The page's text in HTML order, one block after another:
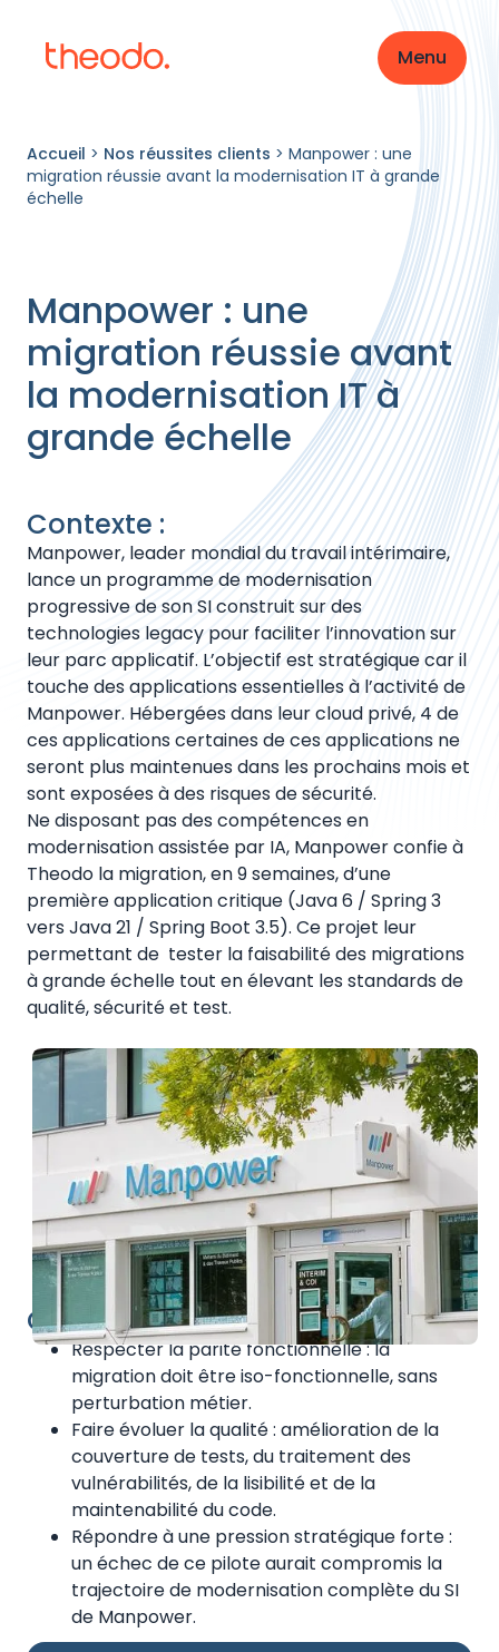
Menu
Accueil > Nos réussites clients > Manpower : une
migration réussie avant la modernisation IT à grande
échelle
Manpower : une
migration réussie avant
la modernisation IT à
grande échelle
Contexte :
Manpower, leader mondial du travail intérimaire,
lance un programme de modernisation
progressive de son SI construit sur des
technologies legacy pour faciliter l’innovation sur
leur parc applicatif. L’objectif est stratégique car il
touche des applications essentielles à l’activité de
Manpower. Hébergées dans leur cloud privé, 4 de
ces applications certaines de ces applications ne
seront plus maintenues dans les prochains mois et
sont exposées à des risques de sécurité.
Ne disposant pas des compétences en
modernisation assistée par IA, Manpower confie à
Theodo la migration, en 9 semaines, d’une
première application critique (Java 6 / Spring 3
vers Java 21 / Spring Boot 3.5). Ce projet leur
permettant de tester la faisabilité des migrations
à grande échelle tout en élevant les standards de
qualité, sécurité et test.
Challenges :
Respecter la parité fonctionnelle : la
migration doit être iso-fonctionnelle, sans
perturbation métier.
Faire évoluer la qualité : amélioration de la
couverture de tests, du traitement des
vulnérabilités, de la lisibilité et de la
maintenabilité du code.
Répondre à une pression stratégique forte :
un échec de ce pilote aurait compromis la
trajectoire de modernisation complète du SI
de Manpower.